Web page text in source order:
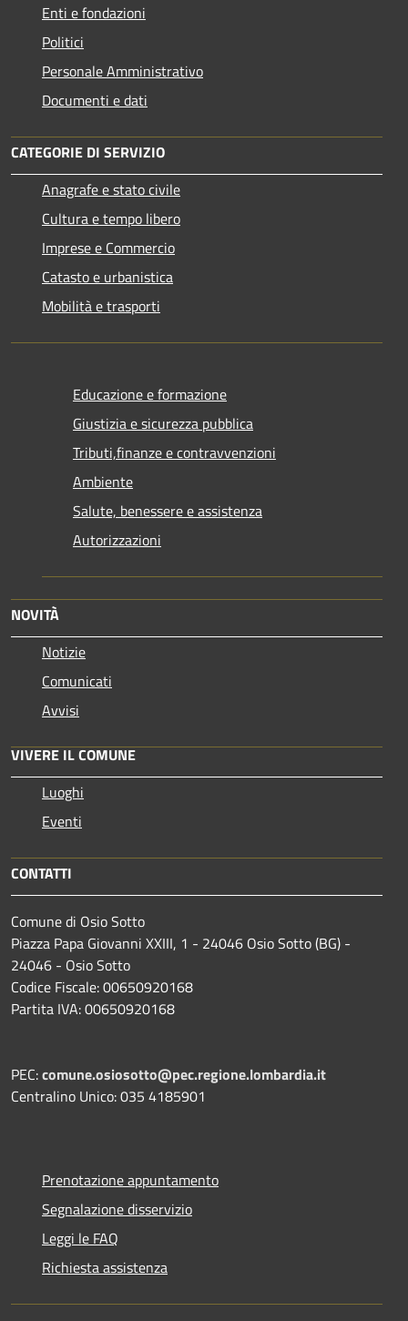
Enti e fondazioni
Politici
Personale Amministrativo
Documenti e dati
CATEGORIE DI SERVIZIO
Anagrafe e stato civile
Cultura e tempo libero
Imprese e Commercio
Catasto e urbanistica
Mobilità e trasporti
Educazione e formazione
Giustizia e sicurezza pubblica
Tributi,finanze e contravvenzioni
Ambiente
Salute, benessere e assistenza
Autorizzazioni
NOVITÀ
Notizie
Comunicati
Avvisi
VIVERE IL COMUNE
Luoghi
Eventi
CONTATTI
Comune di Osio Sotto
Piazza Papa Giovanni XXIII, 1 - 24046 Osio Sotto (BG) -
24046 - Osio Sotto
Codice Fiscale: 00650920168
Partita IVA: 00650920168
PEC:comune.osiosotto@pec.regione.lombardia.it
Centralino Unico: 035 4185901
Prenotazione appuntamento
Segnalazione disservizio
Leggi le FAQ
Richiesta assistenza